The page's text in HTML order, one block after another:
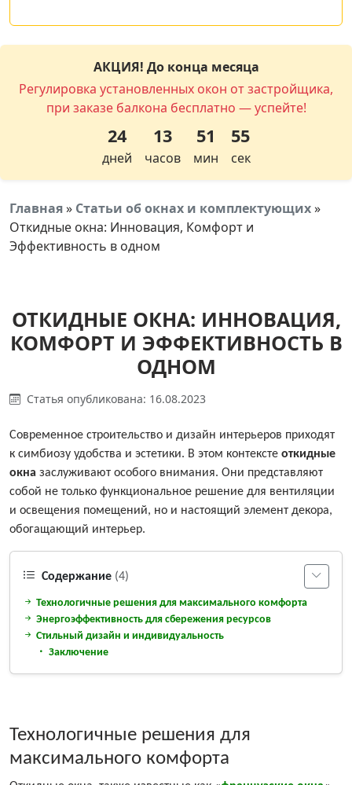
АКЦИЯ! До конца месяца
Регулировка установленных окон от застройщика,
при заказе балкона бесплатно — успейте!
24
дней
13
часов
51
мин
55
сек
Главная» Статьи об окнах и комплектующих»
Откидные окна: Инновация, Комфорт и
Эффективность в одном
ОТКИДНЫЕ ОКНА: ИННОВАЦИЯ,
КОМФОРТ И ЭФФЕКТИВНОСТЬ В
ОДНОМ
Статья опубликована: 16.08.2023
Современное строительство и дизайн интерьеров приходят
к симбиозу удобства и эстетики. В этом контексте откидные
окна заслуживают особого внимания. Они представляют
собой не только функциональное решение для вентиляции
и освещения помещений, но и настоящий элемент декора,
обогащающий интерьер.
Содержание (4)
Технологичные решения для максимального комфорта
Энергоэффективность для сбережения ресурсов
Стильный дизайн и индивидуальность
Заключение
Технологичные решения для
максимального комфорта